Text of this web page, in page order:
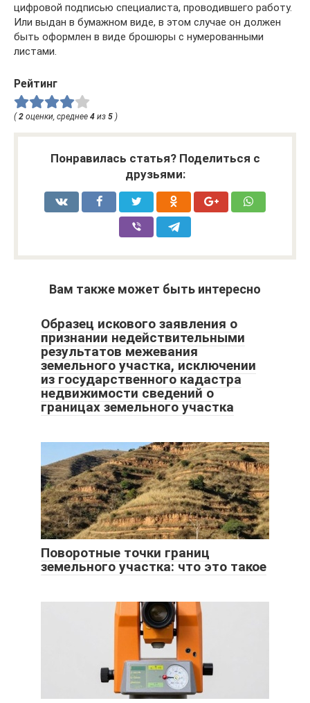
цифровой подписью специалиста, проводившего работу.
Или выдан в бумажном виде, в этом случае он должен
быть оформлен в виде брошюры с нумерованными
листами.
Рейтинг
(2 оценки, среднее 4 из 5 )
Понравилась статья? Поделиться с
друзьями:
Вам также может быть интересно
Образец искового заявления о
признании недействительными
результатов межевания
земельного участка, исключении
из государственного кадастра
недвижимости сведений о
границах земельного участка
Поворотные точки границ
земельного участка: что это такое